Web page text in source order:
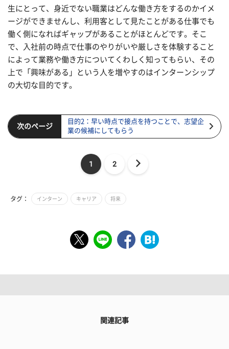
生にとって、身近でない職業はどんな働き方をするのかイメ
ージができませんし、利用客として見たことがある仕事でも
働く側になればギャップがあることがほとんどです。そこ
で、入社前の時点で仕事のやりがいや厳しさを体験すること
によって業務や働き方についてくわしく知ってもらい、その
上で「興味がある」という人を増やすのはインターンシップ
の大切な目的です。
次のページ
目的2：早い時点で接点を持つことで、志望企
業の候補にしてもらう
1 2
タグ： インターン キャリア 将来
関連記事